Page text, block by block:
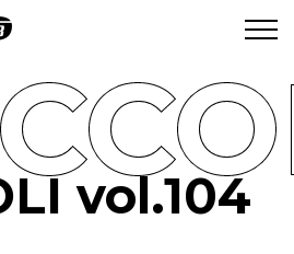
vol.104